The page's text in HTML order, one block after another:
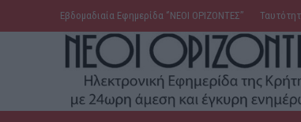
Εβδομαδιαία Εφημερίδα ‘’ΝΕΟΙ ΟΡΙΖΟΝΤΕΣ’’